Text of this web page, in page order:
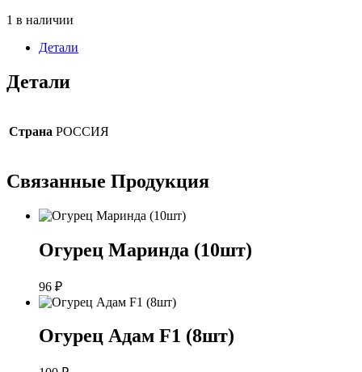
1 в наличии
Детали
Детали
Страна РОССИЯ
Связанные Продукция
Огурец Маринда (10шт)
96 ₽
Огурец Адам F1 (8шт)